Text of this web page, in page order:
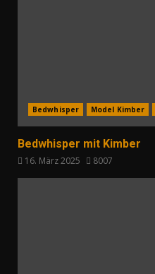
Bedwhisper Model Kimber
Bedwhisper mit Kimber
16. März 2025 8007